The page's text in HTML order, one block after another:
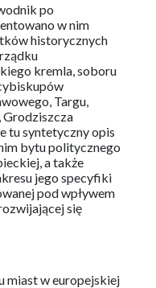
po
w nim
historycznych
kremla, soboru
Targu,
Grodziszcza
tu syntetyczny opis
bytu politycznego
a także
jego specyfiki
pod wpływem
się
miast w europejskiej